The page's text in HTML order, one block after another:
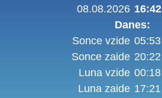
08.08.2026 16:42
Danes:
Sonce vzide 05:53
Sonce zaide 20:22
Luna vzide 00:18
Luna zaide 17:21